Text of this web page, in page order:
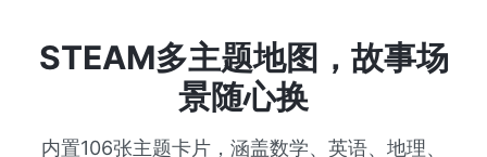
STEAM多主题地图，故事场
景随心换
内置106张主题卡片，涵盖数学、英语、地理、